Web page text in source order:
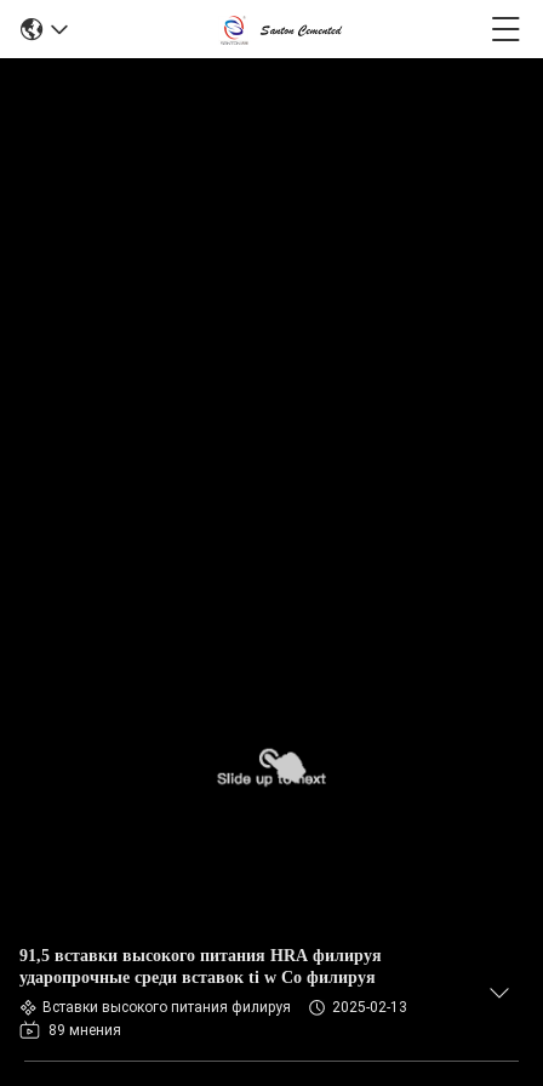
91,5 вставки высокого питания HRA филируя
ударопрочные среди вставок ti w Co филируя
Вставки высокого питания филируя
2025-02-13
89 мнения